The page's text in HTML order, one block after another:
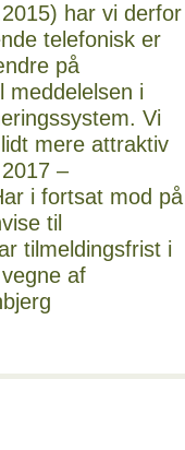
har vi derfor
telefonisk er
på
meddelelsen i
Vi
mere attraktiv
–
i fortsat mod på
til
tilmeldingsfrist i
af